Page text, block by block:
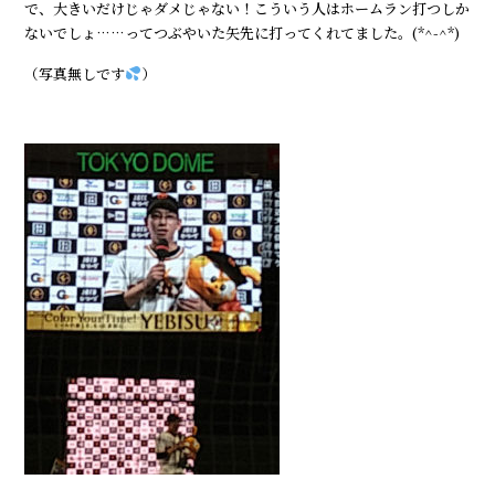
で、大きいだけじゃダメじゃない！こういう人はホームラン打つしか
ないでしょ……ってつぶやいた矢先に打ってくれてました。(*^-^*)
（写真無しです
）